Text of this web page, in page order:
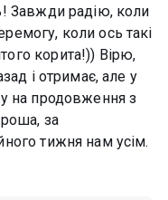
Завжди радію, коли
коли ось такі
корита!)) Вірю,
і отримає, але у
на продовження з
за
тижня нам усім.